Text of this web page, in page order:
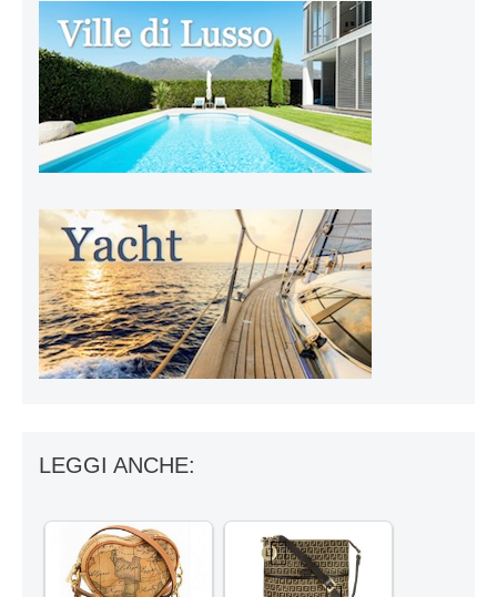
LEGGI ANCHE: